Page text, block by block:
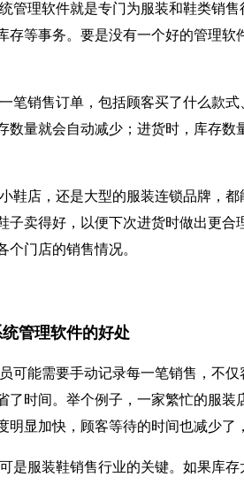
管理软件就是专门为服装和鞋类销
存等事务。要是没有一个好的管理
笔销售订单，包括顾客买了什么款
数量就会自动减少；进货时，库存
鞋店，还是大型的服装连锁品牌，
子卖得好，以便下次进货时做出更
个门店的销售情况。
管理软件的好处
员可能需要手动记录每一笔销售，不
了时间。举个例子，一家繁忙的服
明显加快，顾客等待的时间也减少了
可是服装鞋销售行业的关键。如果库